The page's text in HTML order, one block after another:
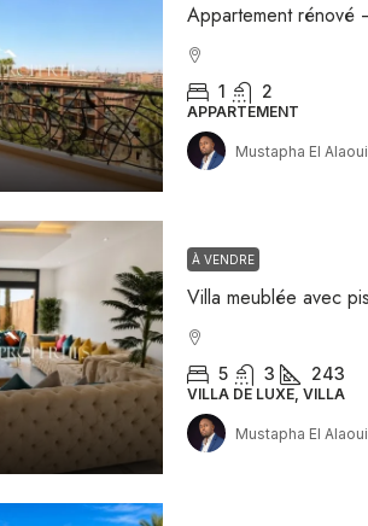
1 2
APPARTEMENT
Mustapha El Alaoui
À VENDRE
5 3 243
VILLA DE LUXE, VILLA
Mustapha El Alaoui